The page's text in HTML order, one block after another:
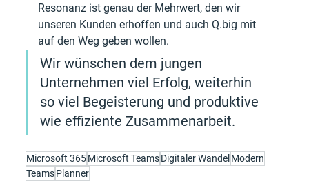
Resonanz ist genau der Mehrwert, den wir
unseren Kunden erhoffen und auch Q.big mit
auf den Weg geben wollen.
Wir wünschen dem jungen
Unternehmen viel Erfolg, weiterhin
so viel Begeisterung und produktive
wie effiziente Zusammenarbeit.
Microsoft 365Microsoft TeamsDigitaler Wandel Modern
TeamsPlanner